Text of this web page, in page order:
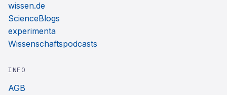
wissen.de
ScienceBlogs
experimenta
Wissenschaftspodcasts
INFO
AGB